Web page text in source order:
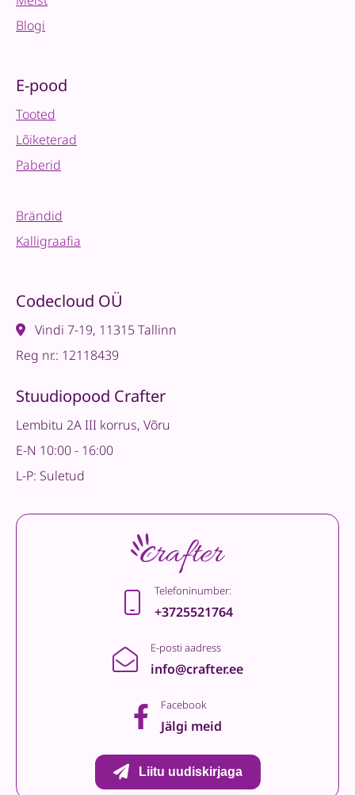
Blogi
E-pood
Tooted
Lõiketerad
Paberid
Brändid
Kalligraafia
Codecloud OÜ
Vindi 7-19, 11315 Tallinn
Reg nr.: 12118439
Stuudiopood Crafter
Lembitu 2A III korrus, Võru
E-N 10:00 - 16:00
L-P: Suletud
Telefoninumber:
+3725521764
E-posti aadress
info@crafter.ee
Facebook
Jälgi meid
Liitu uudiskirjaga